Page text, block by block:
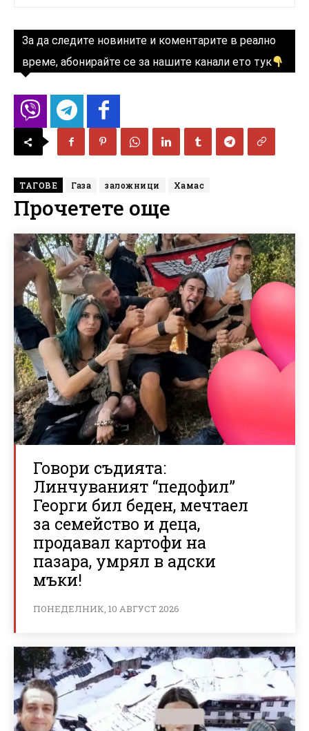
За да следите новините и коментарите в реално
време, абонирайте се за нашите канали ето тук
ТАГОВЕ Газа заложници Хамас
Прочетете още
Говори съдията:
Линчуваният “педофил”
Георги бил беден, мечтаел
за семейство и деца,
продавал картофи на
пазара, умрял в адски
мъки!
ПОНЕДЕЛНИК, 10 АВГУСТ 2026